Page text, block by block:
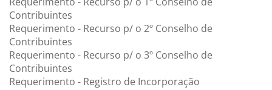
Contribuintes
Requerimento - Recurso p/ o 2º Conselho de
Contribuintes
Requerimento - Recurso p/ o 3º Conselho de
Contribuintes
Requerimento - Registro de Incorporação